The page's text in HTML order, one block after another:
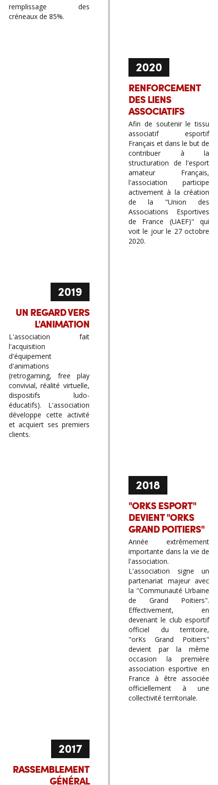
remplissage des
créneaux de 85%.
2020
RENFORCEMENT
DES LIENS
ASSOCIATIFS
Afin de soutenir le tissu
associatif esportif
Français et dans le but de
contribuer à la
structuration de l'esport
amateur Français,
l'association participe
activement à la création
de la "Union des
Associations Esportives
de France (UAEF)" qui
voit le jour le 27 octobre
2020.
2019
UN REGARD VERS
L'ANIMATION
L'association fait
l'acquisition
d'équipement
d'animations
(retrogaming, free play
convivial, réalité virtuelle,
dispositifs ludo-
éducatifs). L'association
développe cette activité
et acquiert ses premiers
clients.
2018
"ORKS ESPORT"
DEVIENT "ORKS
GRAND POITIERS"
Année extrêmement
importante dans la vie de
l'association.
L'association signe un
partenariat majeur avec
la "Communauté Urbaine
de Grand Poitiers".
Effectivement, en
devenant le club esportif
officiel du territoire,
"orKs Grand Poitiers"
devient par la même
occasion la première
association esportive en
France à être associée
officiellement à une
collectivité territoriale.
2017
RASSEMBLEMENT
GÉNÉRAL